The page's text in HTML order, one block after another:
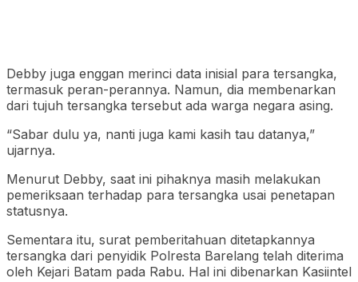
Debby juga enggan merinci data inisial para tersangka,
termasuk peran-perannya. Namun, dia membenarkan
dari tujuh tersangka tersebut ada warga negara asing.
“Sabar dulu ya, nanti juga kami kasih tau datanya,”
ujarnya.
Menurut Debby, saat ini pihaknya masih melakukan
pemeriksaan terhadap para tersangka usai penetapan
statusnya.
Sementara itu, surat pemberitahuan ditetapkannya
tersangka dari penyidik Polresta Barelang telah diterima
oleh Kejari Batam pada Rabu. Hal ini dibenarkan Kasiintel